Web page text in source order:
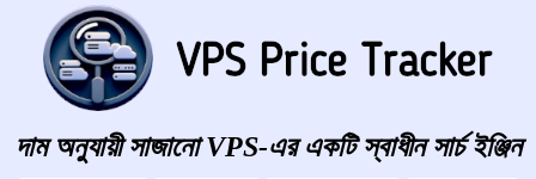
দাম অনুযায়ী সাজানো VPS-এর একটি স্বাধীন সার্চ ইঞ্জিন